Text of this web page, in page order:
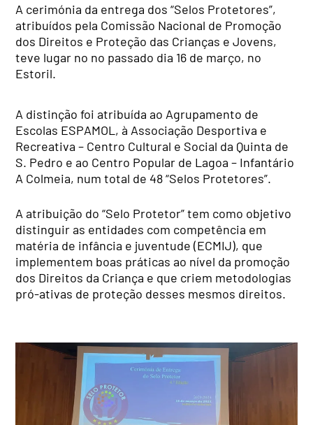
A cerimónia da entrega dos “Selos Protetores”,
atribuídos pela Comissão Nacional de Promoção
dos Direitos e Proteção das Crianças e Jovens,
teve lugar no no passado dia 16 de março, no
Estoril.
A distinção foi atribuída ao Agrupamento de
Escolas ESPAMOL, à Associação Desportiva e
Recreativa – Centro Cultural e Social da Quinta de
S. Pedro e ao Centro Popular de Lagoa – Infantário
A Colmeia, num total de 48 “Selos Protetores”.
A atribuição do “Selo Protetor” tem como objetivo
distinguir as entidades com competência em
matéria de infância e juventude (ECMIJ), que
implementem boas práticas ao nível da promoção
dos Direitos da Criança e que criem metodologias
pró-ativas de proteção desses mesmos direitos.